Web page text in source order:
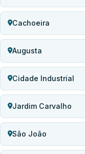
Cachoeira
Augusta
Cidade Industrial
Jardim Carvalho
São João